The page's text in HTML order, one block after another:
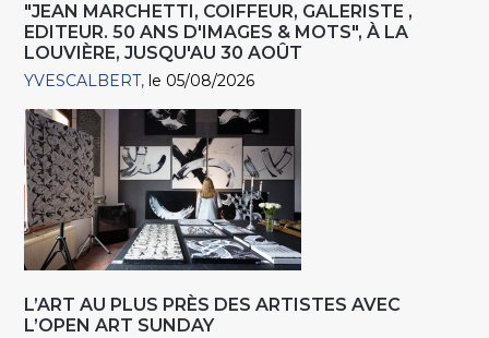
"JEAN MARCHETTI, COIFFEUR, GALERISTE ,
EDITEUR. 50 ANS D'IMAGES & MOTS", À LA
LOUVIÈRE, JUSQU'AU 30 AOÛT
YVESCALBERT le 05/08/2026
L’ART AU PLUS PRÈS DES ARTISTES AVEC
L’OPEN ART SUNDAY